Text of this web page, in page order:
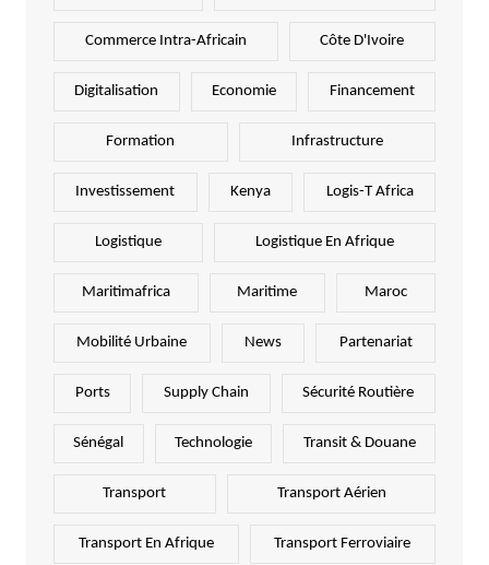
Commerce Intra-Africain Côte D'Ivoire
Digitalisation Economie Financement
Formation Infrastructure
Investissement Kenya Logis-T Africa
Logistique Logistique En Afrique
Maritimafrica Maritime Maroc
Mobilité Urbaine News Partenariat
Ports Supply Chain Sécurité Routière
Sénégal Technologie Transit & Douane
Transport Transport Aérien
Transport En Afrique Transport Ferroviaire